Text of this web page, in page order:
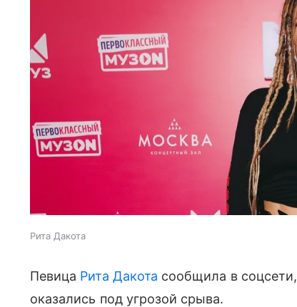
Рита Дакота
Певица Рита Дакота сообщила в
оказались под угрозой срыва.